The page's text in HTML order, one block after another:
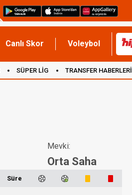
Canlı Skor Voleybol
SÜPER LİG TRANSFER HABERLERİ
Mevki:
Orta Saha
Süre